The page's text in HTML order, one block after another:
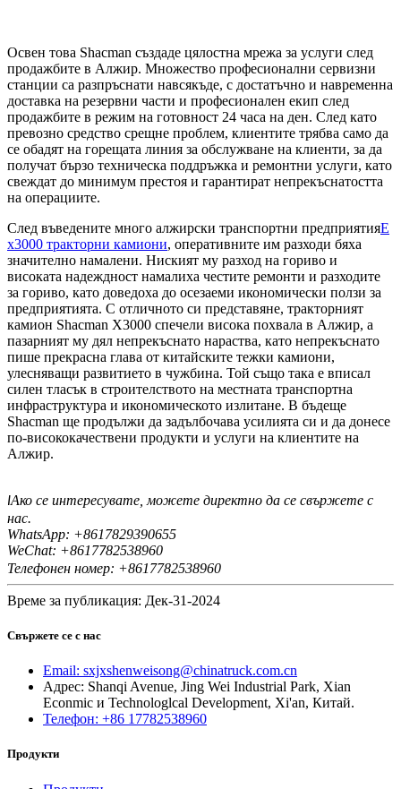
Освен това Shacman създаде цялостна мрежа за услуги след
продажбите в Алжир. Множество професионални сервизни
станции са разпръснати навсякъде, с достатъчно и навременна
доставка на резервни части и професионален екип след
продажбите в режим на готовност 24 часа на ден. След като
превозно средство срещне проблем, клиентите трябва само да
се обадят на горещата линия за обслужване на клиенти, за да
получат бързо техническа поддръжка и ремонтни услуги, като
свеждат до минимум престоя и гарантират непрекъснатостта
на операциите.
След въведените много алжирски транспортни предприятияE
x3000 тракторни камиони, оперативните им разходи бяха
значително намалени. Ниският му разход на гориво и
високата надеждност намалиха честите ремонти и разходите
за гориво, като доведоха до осезаеми икономически ползи за
предприятията. С отличното си представяне, тракторният
камион Shacman X3000 спечели висока похвала в Алжир, а
пазарният му дял непрекъснато нараства, като непрекъснато
пише прекрасна глава от китайските тежки камиони,
улесняващи развитието в чужбина. Той също така е вписал
силен тласък в строителството на местната транспортна
инфраструктура и икономическото излитане. В бъдеще
Shacman ще продължи да задълбочава усилията си и да донесе
по-висококачествени продукти и услуги на клиентите на
Алжир.
IАко се интересувате, можете директно да се свържете с
нас.
WhatsApp: +8617829390655
WeChat: +8617782538960
Телефонен номер: +8617782538960
Време за публикация: Дек-31-2024
Свържете се с нас
Email: sxjxshenweisong@chinatruck.com.cn
Адрес: Shanqi Avenue, Jing Wei Industrial Park, Xian
Econmic и Technologlcal Development, Xi'an, Китай.
Телефон: +86 17782538960
Продукти